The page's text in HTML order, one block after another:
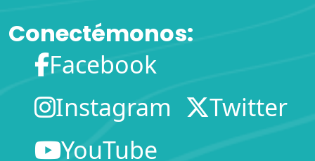
Conectémonos:
Facebook
Instagram
Twitter
YouTube